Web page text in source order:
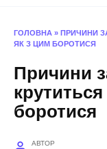
ГОЛОВНА » ПРИЧИНИ
ЯК З ЦИМ БОРОТИСЯ
Причини
боротися
АВТОР